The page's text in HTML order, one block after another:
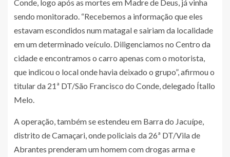
Conde, logo após as mortes em Madre de Deus, já vinha
sendo monitorado. “Recebemos a informação que eles
estavam escondidos num matagal e sairiam da localidade
em um determinado veículo. Diligenciamos no Centro da
cidade e encontramos o carro apenas com o motorista,
que indicou o local onde havia deixado o grupo”, afirmou o
titular da 21ª DT/São Francisco do Conde, delegado Ítallo
Melo.
A operação, também se estendeu em Barra do Jacuípe,
distrito de Camaçari, onde policiais da 26ª DT/Vila de
Abrantes prenderam um homem com drogas arma e